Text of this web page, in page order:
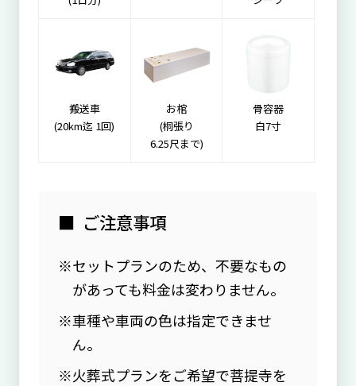
搬送車
(20km迄 1回)
お棺
(桐張り
6.25尺まで)
骨容器
白7寸
ご注意事項
セットプランのため、不要なもの
があっても料金は変わりません。
車種や車両の色は指定できませ
ん。
火葬式プランをご希望で菩提寺を